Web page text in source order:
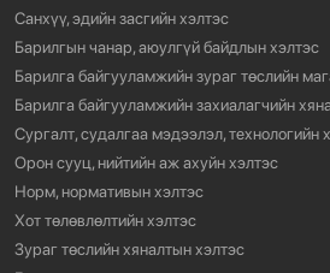
Санхүү, эдийн засгийн хэлтэс
Барилгын чанар, аюулгүй байдлын хэлтэс
Барилга байгууламжийн зураг төслийн
Барилга байгууламжийн захиалагчийн
Сургалт, судалгаа мэдээлэл, технологийн
Орон сууц, нийтийн аж ахуйн хэлтэс
Норм, нормативын хэлтэс
Хот төлөвлөлтийн хэлтэс
Зураг төслийн хяналтын хэлтэс